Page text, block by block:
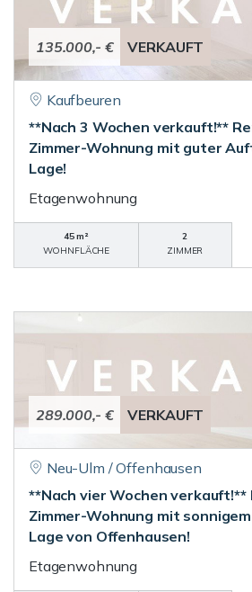
135.000,- € VERKAUFT
Kaufbeuren
**Nach 3 Wochen verkauft!**
Zimmer-Wohnung mit guter
Lage!
Etagenwohnung
45 m²
WOHNFLÄCHE
2
ZIMMER
289.000,- € VERKAUFT
Neu-Ulm / Offenhausen
**Nach vier Wochen
Zimmer-Wohnung mit
Lage von Offenhausen!
Etagenwohnung